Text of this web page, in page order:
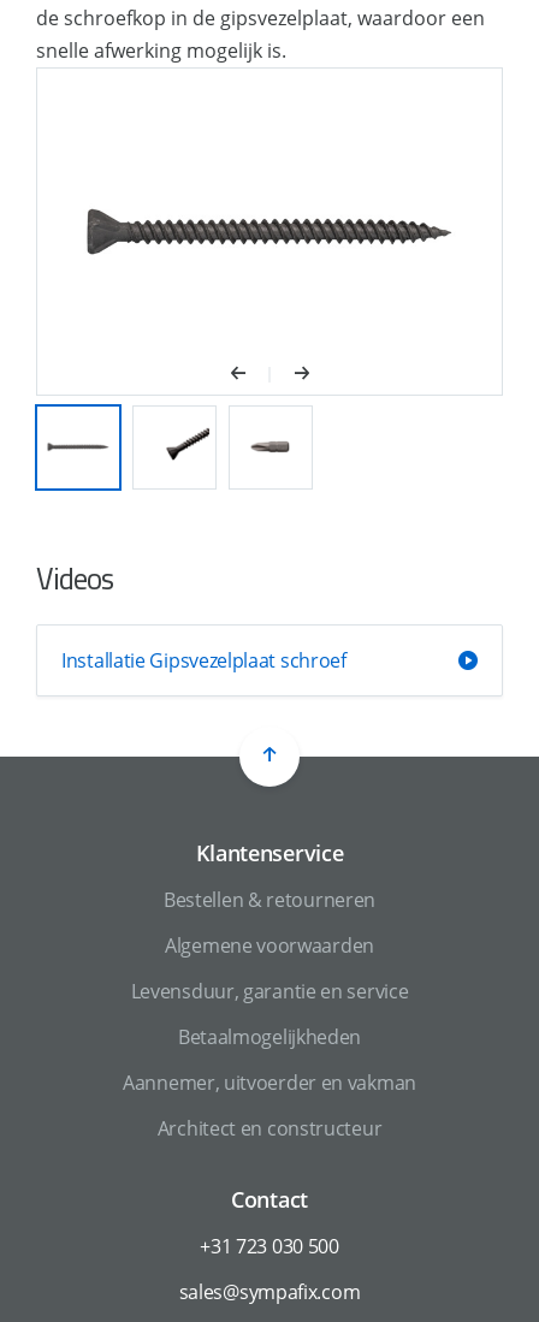
Videos
Installatie Gipsvezelplaat schroef
de schroefkop in de gipsvezelplaat, waardoor een
snelle afwerking mogelijk is.
Klantenservice
Bestellen & retourneren
Algemene voorwaarden
Levensduur, garantie en service
Betaalmogelijkheden
Aannemer, uitvoerder en vakman
Architect en constructeur
Contact
+31 723 030 500
sales@sympafix.com